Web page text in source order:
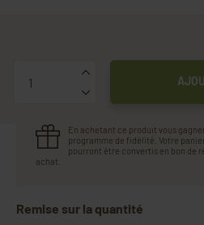
En achetant ce produit vous
programme de fidélité. Votre
pourront être convertis en bon de
achat.
Remise sur la quantité